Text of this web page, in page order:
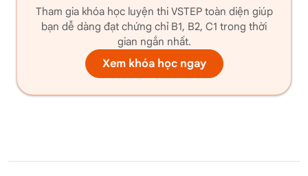
Tham gia khóa học luyện thi VSTEP toàn diện giúp
bạn dễ dàng đạt chứng chỉ B1, B2, C1 trong thời
gian ngắn nhất.
Xem khóa học ngay